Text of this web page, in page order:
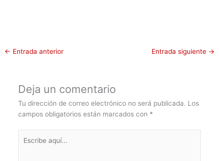
← Entrada anterior Entrada siguiente →
Deja un comentario
Tu dirección de correo electrónico no será publicada. Los
campos obligatorios están marcados con *
aquí...